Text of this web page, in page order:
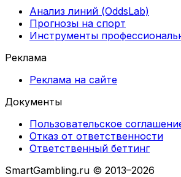
Анализ линий (OddsLab)
Прогнозы на спорт
Инструменты
Реклама
Реклама на сайте
Документы
Пользовательское
Отказ от ответственности
Ответственный беттинг
SmartGambling.ru © 2013–2026